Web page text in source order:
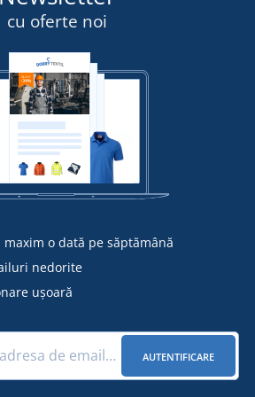
cu oferte noi
maxim o dată pe săptămână
nedorite
ușoară
AUTENTIFICARE